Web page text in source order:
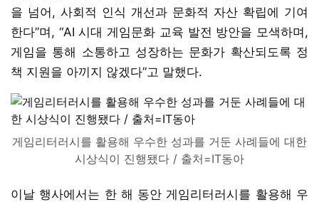
을 넘어, 사회적 인식 개선과 문화적 자산 확립에 기여
한다”며, “AI 시대 게임문화 교육 발전 방안을 모색하며,
게임을 통해 소통하고 성장하는 문화가 확산되도록 정
책 지원을 아끼지 않겠다”고 말했다.
게임리터러시를 활용해 우수한 성과를 거둔 사례들에 대한
시상식이 진행됐다 / 출처=IT동아
이날 행사에서는 한 해 동안 게임리터러시를 활용해 우